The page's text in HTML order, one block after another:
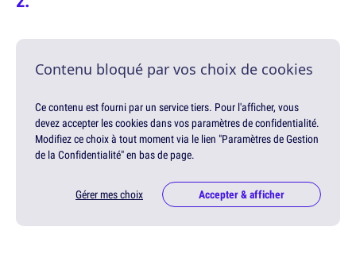
Contenu bloqué par vos choix de cookies
Ce contenu est fourni par un service tiers. Pour l'afficher, vous
devez accepter les cookies dans vos paramètres de confidentialité.
Modifiez ce choix à tout moment via le lien "Paramètres de Gestion
de la Confidentialité" en bas de page.
Gérer mes choix Accepter & afficher